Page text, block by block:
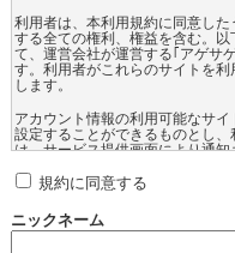
利用者は、本利用規約に同意し
する全ての権利、権益を含む。
て、運営会社が運営する｢アゲサ
す。利用者がこれらのサイトを
します。
アカウント情報の利用可能なサ
設定することができるものとし
は、サービス提供画面により通
録したアカウント情報の必要性
れるサービス内容については各
利用者は、自身が登録した自己の
規約に同意する
ニックネーム